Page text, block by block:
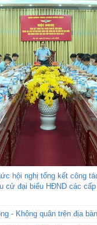
hội nghị tổng kết công
cử đại biểu HĐND các
- Không quân trên địa